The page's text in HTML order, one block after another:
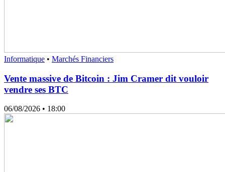
Informatique • Marchés Financiers
Vente massive de Bitcoin : Jim Cramer dit vouloir
vendre ses BTC
06/08/2026 • 18:00